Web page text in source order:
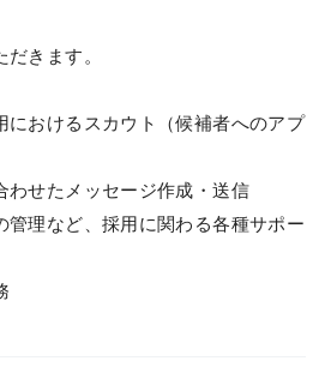
きます。
おけるスカウト（候補者へのアプ
せたメッセージ作成・送信
理など、採用に関わる各種サポー